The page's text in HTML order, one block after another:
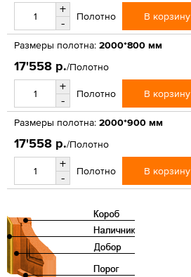
+
-
Полотно В корзину
Размеры полотна: 2000*800 мм
17'558 р./Полотно
+
-
Полотно В корзину
Размеры полотна: 2000*900 мм
17'558 р./Полотно
+
-
Полотно В корзину